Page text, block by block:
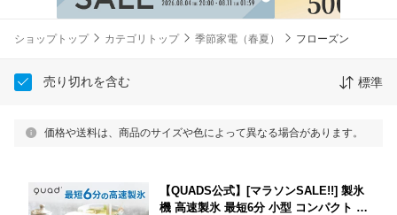
ショップトップ カテゴリトップ 季節家電（春夏） フローズン
売り切れを含む 標準
価格や送料は、商品のサイズや色によって異なる場合があります。
【QUADS公式】[マラソンSALE!!] 製氷
機 高速製氷 最短6分 小型 コンパクト 家